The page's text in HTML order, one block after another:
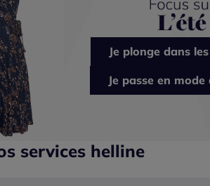
Je plonge dans
Je passe en mode
services helline